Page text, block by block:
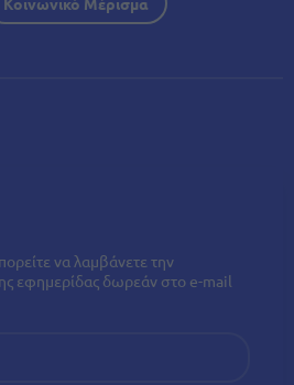
να λαμβάνετε την
εφημερίδας δωρεάν στο e-mail